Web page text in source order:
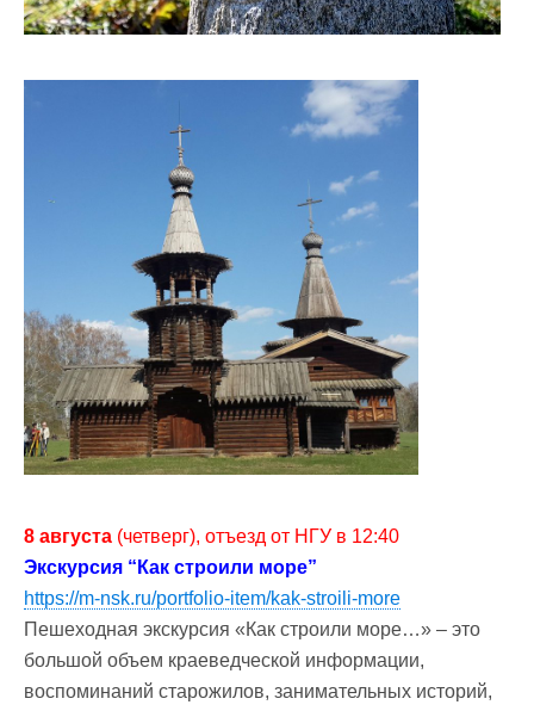
8 августа (четверг), отъезд от НГУ в 12:40
Экскурсия “Как строили море”
https://m-nsk.ru/portfolio-item/kak-stroili-more
Пешеходная экскурсия «Как строили море…» – это
большой объем краеведческой информации,
воспоминаний старожилов, занимательных историй,